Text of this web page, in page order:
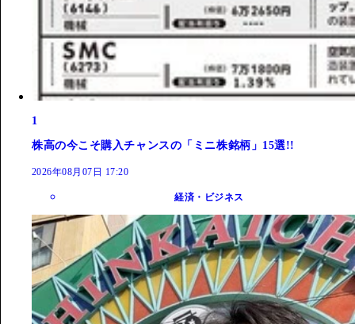
1
株高の今こそ購入チャンスの「ミニ株銘柄」15選!!
2026年08月07日 17:20
経済・ビジネス